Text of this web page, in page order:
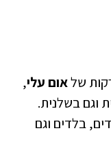
שלאום עלי,
וגם בשלנית.
בלדים וגם